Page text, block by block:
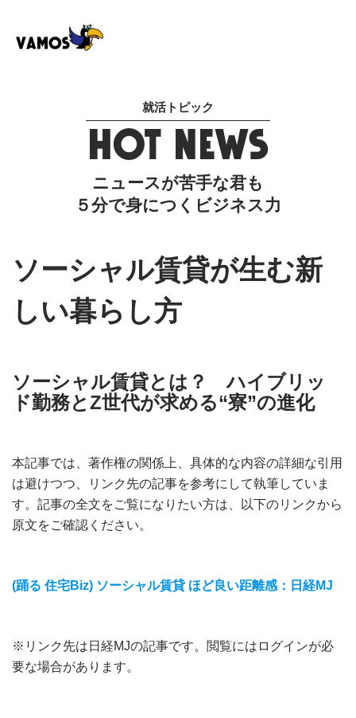
就活トピック
HOT NEWS
ニュースが苦手な君も
５分で身につくビジネス力
ソーシャル賃貸が生む新
しい暮らし方
ソーシャル賃貸とは？ ハイブリッ
ド勤務とZ世代が求める“寮”の進化
本記事では、著作権の関係上、具体的な内容の詳細な引用
は避けつつ、リンク先の記事を参考にして執筆していま
す。記事の全文をご覧になりたい方は、以下のリンクから
原文をご確認ください。
(踊る 住宅Biz) ソーシャル賃貸 ほど良い距離感：日経MJ
※リンク先は日経MJの記事です。閲覧にはログインが必
要な場合があります。